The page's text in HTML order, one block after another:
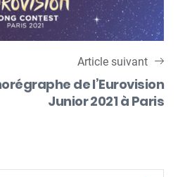
Article suivant
de l’Eurovision
Junior 2021 à Paris